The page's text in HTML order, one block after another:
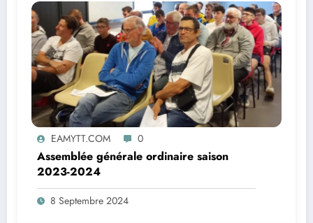
EAMYTT.COM 0
Assemblée générale ordinaire saison
2023-2024
8 Septembre 2024